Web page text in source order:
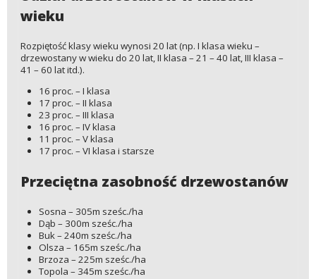
wieku
Rozpiętość klasy wieku wynosi 20 lat (np. I klasa wieku –
drzewostany w wieku do 20 lat, II klasa – 21 – 40 lat, III klasa –
41 – 60 lat itd.).
16 proc. – I klasa
17 proc. – II klasa
23 proc. – III klasa
16 proc. – IV klasa
11 proc. – V klasa
17 proc. – VI klasa i starsze
Przeciętna zasobność drzewostanów
Sosna – 305m sześc./ha
Dąb – 300m sześc./ha
Buk – 240m sześc./ha
Olsza – 165m sześc./ha
Brzoza – 225m sześc./ha
Topola – 345m sześc./ha